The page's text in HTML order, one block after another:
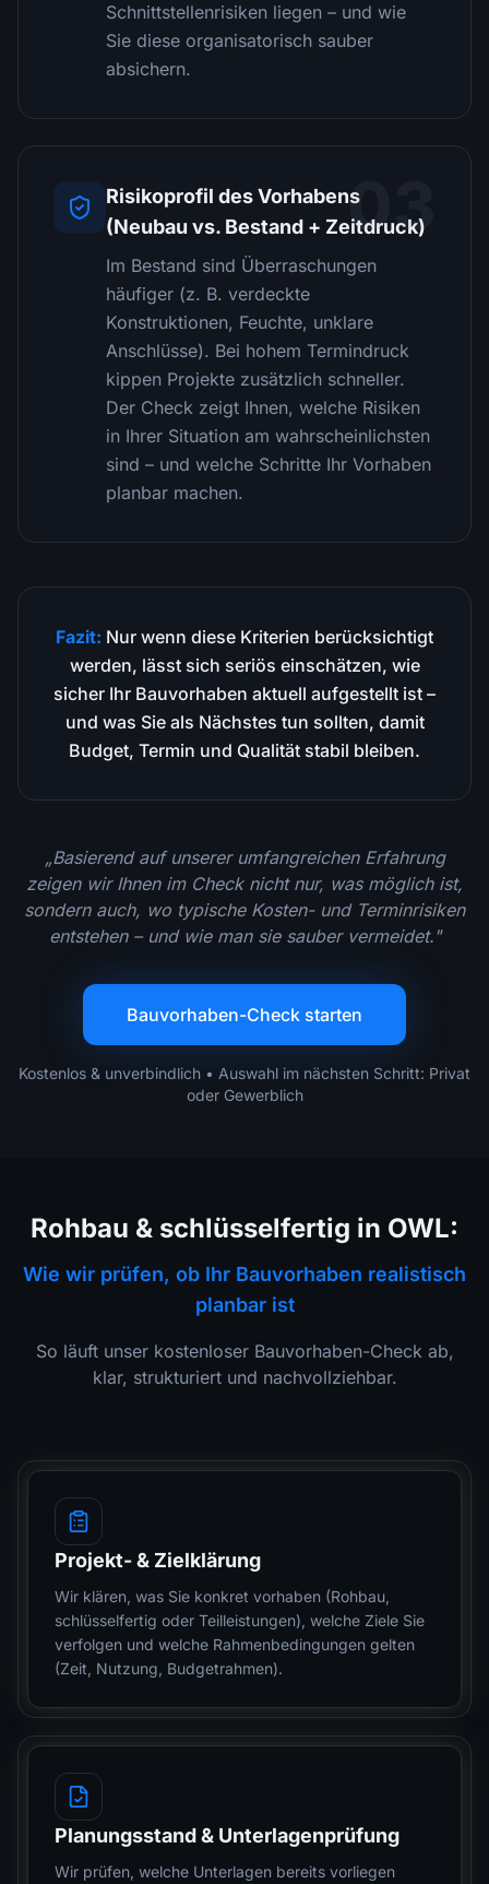
Schnittstellenrisiken liegen – und wie
Sie diese organisatorisch sauber
absichern.
03
Risikoprofil des Vorhabens
(Neubau vs. Bestand + Zeitdruck)
Im Bestand sind Überraschungen
häufiger (z. B. verdeckte
Konstruktionen, Feuchte, unklare
Anschlüsse). Bei hohem Termindruck
kippen Projekte zusätzlich schneller.
Der Check zeigt Ihnen, welche Risiken
in Ihrer Situation am wahrscheinlichsten
sind – und welche Schritte Ihr Vorhaben
planbar machen.
Fazit: Nur wenn diese Kriterien berücksichtigt
werden, lässt sich seriös einschätzen, wie
sicher Ihr Bauvorhaben aktuell aufgestellt ist –
und was Sie als Nächstes tun sollten, damit
Budget, Termin und Qualität stabil bleiben.
„Basierend auf unserer umfangreichen Erfahrung
zeigen wir Ihnen im Check nicht nur, was möglich ist,
sondern auch, wo typische Kosten- und Terminrisiken
entstehen – und wie man sie sauber vermeidet."
Bauvorhaben-Check starten
Kostenlos & unverbindlich • Auswahl im nächsten Schritt: Privat
oder Gewerblich
Rohbau & schlüsselfertig in OWL:
Wie wir prüfen, ob Ihr Bauvorhaben realistisch
planbar ist
So läuft unser kostenloser Bauvorhaben-Check ab,
klar, strukturiert und nachvollziehbar.
Projekt- & Zielklärung
Wir klären, was Sie konkret vorhaben (Rohbau,
schlüsselfertig oder Teilleistungen), welche Ziele Sie
verfolgen und welche Rahmenbedingungen gelten
(Zeit, Nutzung, Budgetrahmen).
Planungsstand & Unterlagenprüfung
Wir prüfen, welche Unterlagen bereits vorliegen